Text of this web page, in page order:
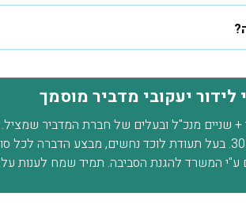
לידור יעקובי מדביר מוסמך
+ שניים מנכ"ל ובעלים של חברת המדביר
הדברה מספר 3054. בעל תעודת לוכד נחשים, מבצע הדברה
ע"י המשרד להגנת הסביבה. תמיד שמח לענות